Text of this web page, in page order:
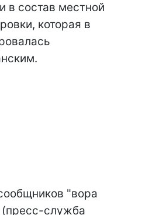
в состав местной
которая в
"вора
(пресс-служба